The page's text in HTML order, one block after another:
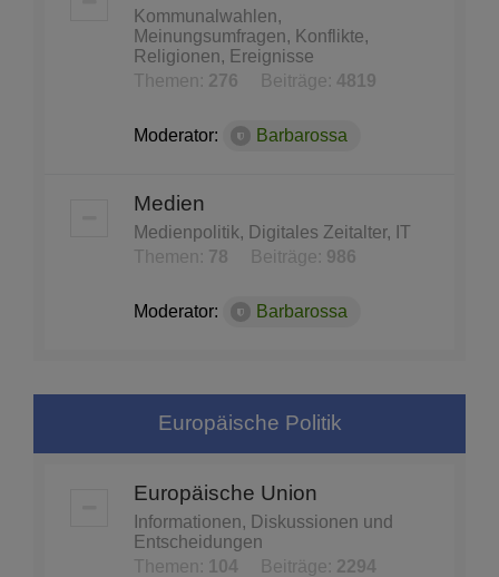
Kommunalwahlen,
Meinungsumfragen, Konflikte,
Religionen, Ereignisse
Themen: 276 Beiträge: 4819
Moderator: Barbarossa
Medien
Medienpolitik, Digitales Zeitalter, IT
Themen: 78 Beiträge: 986
Moderator: Barbarossa
Europäische Politik
Europäische Union
Informationen, Diskussionen und
Entscheidungen
Themen:
104 Beiträge: 2294